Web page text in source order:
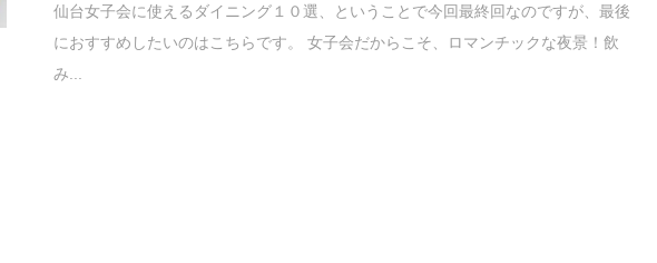
仙台女子会に使えるダイニング１０選、ということで今回最終回なのですが、最後
におすすめしたいのはこちらです。 女子会だからこそ、ロマンチックな夜景！飲
み...